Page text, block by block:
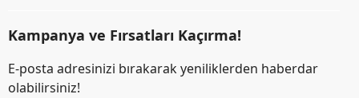
Kampanya ve Fırsatları Kaçırma!
E-posta adresinizi bırakarak yeniliklerden haberdar
olabilirsiniz!